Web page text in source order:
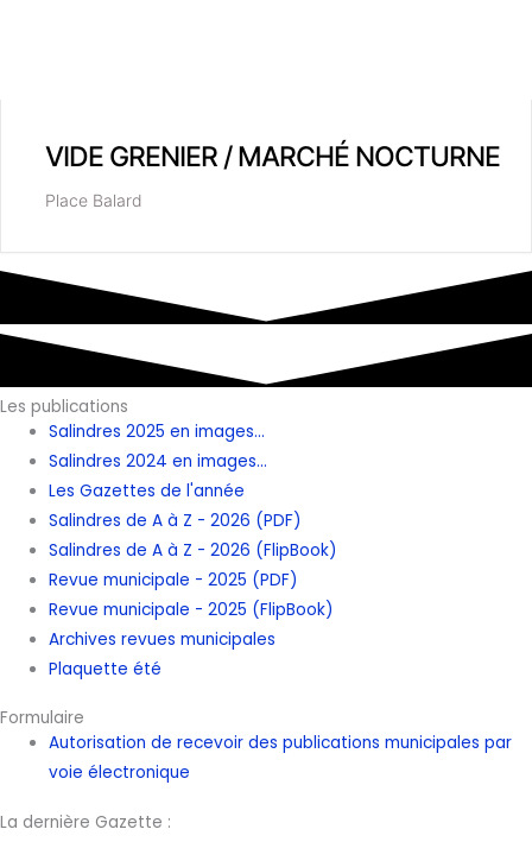
VIDE GRENIER / MARCHÉ NOCTURNE
Place Balard
Les publications
Salindres 2025 en images...
Salindres 2024 en images...
Les Gazettes de l'année
Salindres de A à Z - 2026 (PDF)
Salindres de A à Z - 2026 (FlipBook)
Revue municipale - 2025 (PDF)
Revue municipale - 2025 (FlipBook)
Archives revues municipales
Plaquette été
Formulaire
Autorisation de recevoir des publications municipales par
voie électronique
La dernière Gazette :